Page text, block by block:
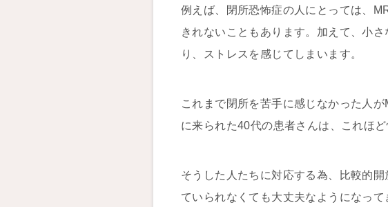
例えば、閉所恐怖症の人にとっては、
きれないこともあります。加えて、小
り、ストレスを感じてしまいます。
これまで閉所を苦手に感じなかった人
に来られた40代の患者さんは、これほ
そうした人たちに対応する為、比較的
ていられなくても大丈夫なようになって